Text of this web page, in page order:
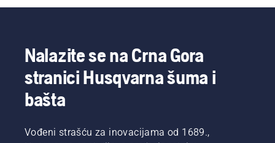
čišćenja,
preporučuje
se da
odnesete
svoju
kosačicu
ovlašćenog
testere.
Imamo
tri tipa
– za
Nalazite se na Crna Gora
stranici Husqvarna šuma i
bašta
Vođeni strašću za inovacijama od 1689.,